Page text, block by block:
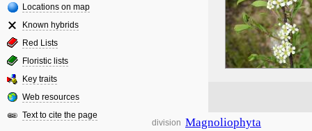
Locations on map
Known hybrids
Red Lists
Floristic lists
Key traits
Web resources
Text to cite the page
division Magnoliophyta